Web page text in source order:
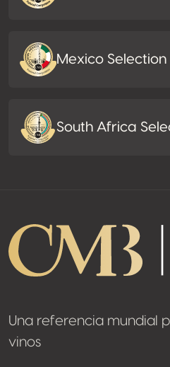
Mexico Selection
South Africa
Una referencia mundial
vinos